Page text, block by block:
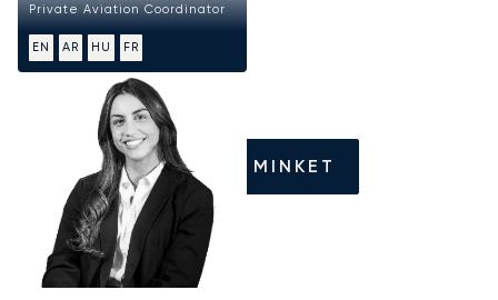
Private Aviation Coordinator
EN AR HU FR
HÍVJON MINKET